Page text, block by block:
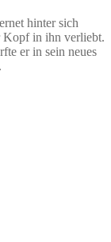
hinter sich
Kopf in ihn verliebt.
er in sein neues